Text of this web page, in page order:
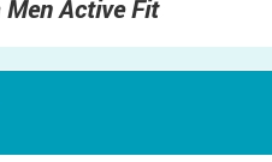
Men Active Fit